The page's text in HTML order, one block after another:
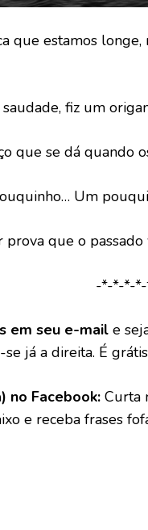
que estamos
fiz um
que se dá quando
Um
que o passado
-*-*-*-
em seu e-mail e
já a direita. É
no Facebook: Curta
e receba frases